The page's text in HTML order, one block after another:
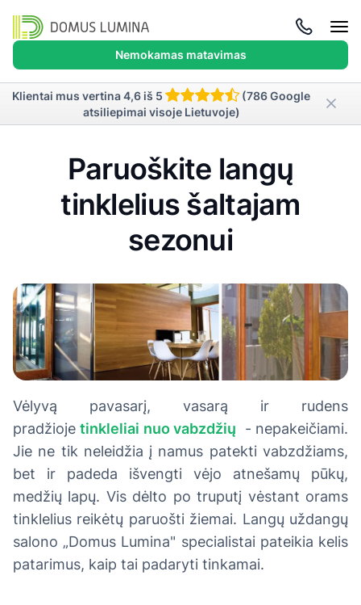
Nemokamas matavimas
Klientai mus vertina 4,6 iš 5
(786 Google
atsiliepimai visoje Lietuvoje)
Paruoškite langų
tinklelius šaltajam
sezonui
Vėlyvą pavasarį, vasarą ir rudens
pradžiojetinkleliai nuo vabzdžių - nepakeičiami.
Jie ne tik neleidžia į namus patekti vabzdžiams,
bet ir padeda išvengti vėjo atnešamų pūkų,
medžių lapų. Vis dėlto po truputį vėstant orams
tinklelius reikėtų paruošti žiemai. Langų uždangų
salono „Domus Lumina" specialistai pateikia kelis
patarimus, kaip tai padaryti tinkamai.